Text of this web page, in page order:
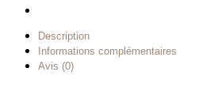
Description
Informations complémentaires
Avis (0)